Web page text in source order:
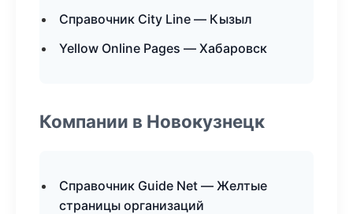
Справочник City Line — Кызыл
Yellow Online Pages — Хабаровск
Компании в Новокузнецк
Справочник Guide Net — Желтые
страницы организаций